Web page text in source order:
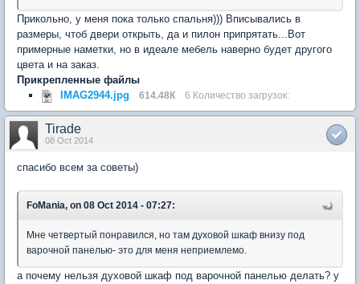
Прикольно, у меня пока только спальня))) Вписывались в
размеры, чтоб двери открыть, да и пилон припрятать...Вот
примерные наметки, но в идеале мебель наверно будет другого
цвета и на заказ.
Прикрепленные файлы
IMAG2944.jpg
614.48К 6 Количество загрузок:
Tirade
08 Oct 2014
спасибо всем за советы)
FoMania, on 08 Oct 2014 - 07:27:
Мне четвертый понравился, но там духовой шкаф внизу под
варочной панелью- это для меня неприемлемо.
а почему нельзя духовой шкаф под варочной панелью делать? у